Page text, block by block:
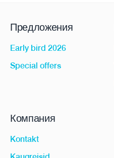
Предложения
Early bird 2026
Special offers
Компания
Kontakt